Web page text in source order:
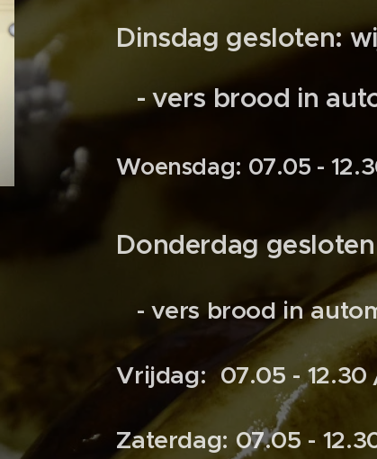
Dinsdag gesloten:
- vers brood in
Woensdag: 07.05 -
Donderdag gesloten
- vers brood in
Vrijdag: 07.05 - 12.30
Zaterdag: 07.05 -